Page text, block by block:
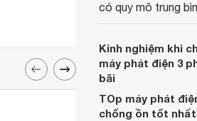
có quy mô trung
Kinh nghiệm khi
máy phát điện 3
bãi
TOp máy phát
chống ồn tốt